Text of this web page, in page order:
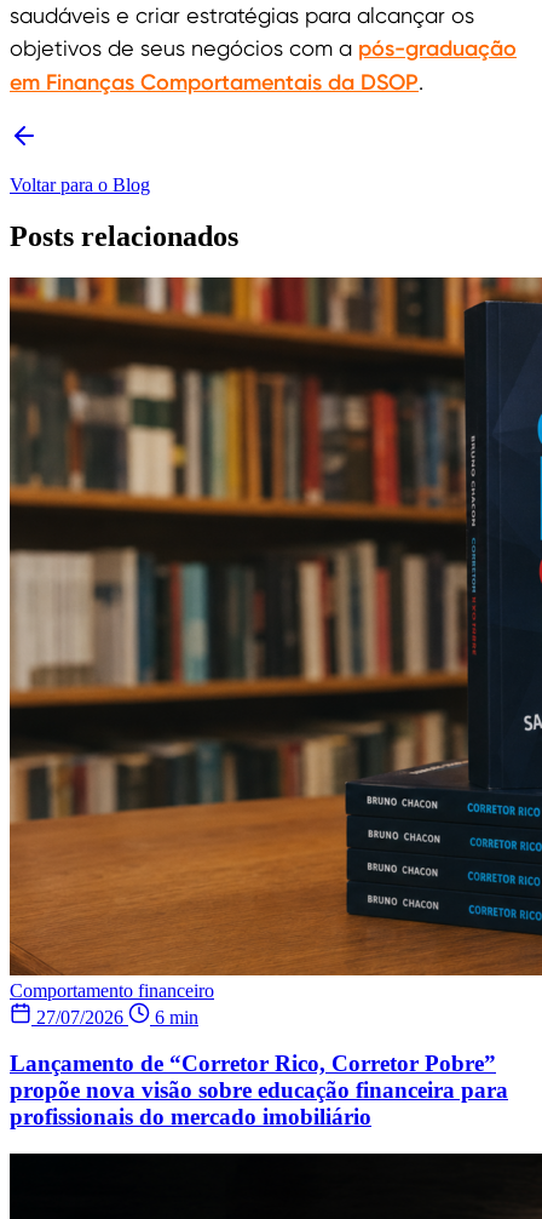
saudáveis e criar estratégias para alcançar os
objetivos de seus negócios com a pós-graduação
em Finanças Comportamentais da DSOP.
Voltar para o Blog
Posts relacionados
Comportamento financeiro
27/07/2026
6 min
Lançamento de “Corretor Rico, Corretor Pobre”
propõe nova visão sobre educação financeira para
profissionais do mercado imobiliário